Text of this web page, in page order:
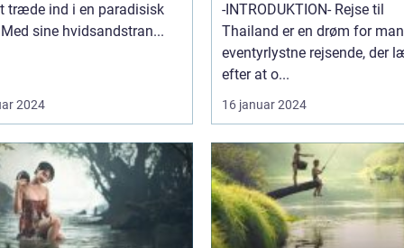
træde ind i en paradisisk
sine hvidsandstran...
2024
-INTRODUKTION- Rejse til
Thailand er en drøm for
eventyrlystne rejsende, der
efter at o...
16 januar 2024